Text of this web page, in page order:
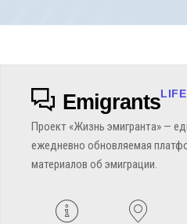
EmigrantsLIFE
Проект «Жизнь эмигранта» —
ежедневно обновляемая
материалов об эмиграции.